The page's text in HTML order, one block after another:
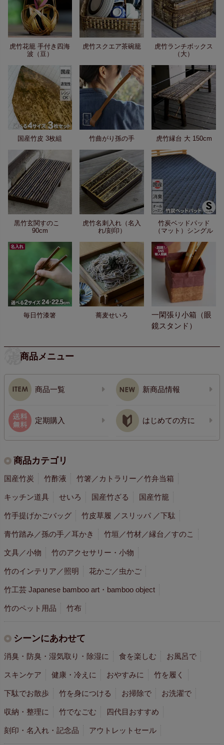
虎竹花籠 手付き四海
波（豆）
虎竹スクエア茶碗籠
虎竹ランチボックス
（大）
国産竹皮 3枚組 竹曲がり孫の手 虎竹縁台 大 150cm
黒竹玄関すのこ
90cm
虎竹名刺入れ（名入
れ/刻印）
竹炭ベッドパッド
（マット）シングル
毎日竹漆箸 蕎麦せいろ
一閑張り小箱（眼
鏡スタンド）
商品メニュー
商品一覧 新商品情報
定期購入 はじめての方に
商品カテゴリ
国産竹炭 竹酢液 竹箸／カトラリー／竹弁当箱
キッチン道具 せいろ 国産竹ざる 国産竹籠
竹手提げかごバッグ 竹皮草履 ／スリッパ ／下駄
青竹踏み／孫の手／耳かき 竹垣／竹材／縁台／すのこ
文具／小物 竹のアクセサリー・小物
竹のインテリア／照明 花かご／虫かご
竹工芸 Japanese bamboo art・bamboo object
竹のペット用品 竹布
シーンにあわせて
消臭・防臭・湿気取り・除湿に 食を楽しむ お風呂で
スキンケア 健康・冷えに おやすみに 竹を履く
下駄でお散歩 竹を身につける お掃除で お洗濯で
収納・整理に 竹でなごむ 四代目おすすめ
刻印・名入れ・記念品 アウトレットセール